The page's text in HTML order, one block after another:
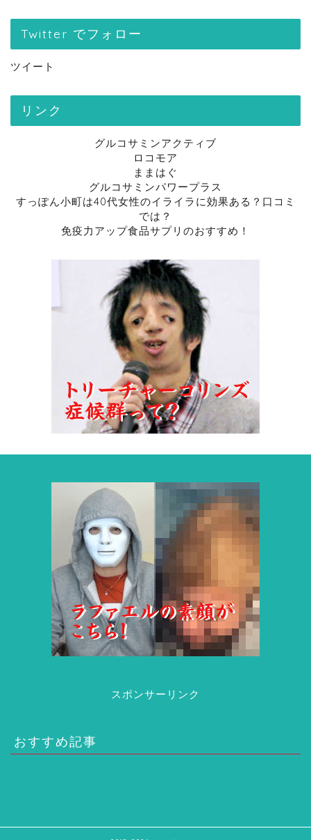
Twitter でフォロー
ツイート
リンク
グルコサミンアクティブ
ロコモア
ままはぐ
グルコサミンパワープラス
すっぽん小町は40代女性のイライラに効果ある？口コミ
では？
免疫力アップ食品サプリのおすすめ！
スポンサーリンク
おすすめ記事